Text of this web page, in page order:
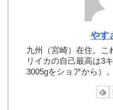
やす
九州（宮崎）在住。こ
リイカの自己最高は3
3005gをショアから）。